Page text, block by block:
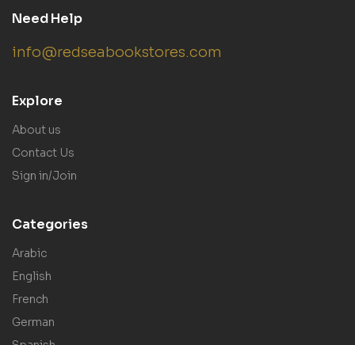
Need Help
info@redseabookstores.com
Explore
About us
Contact Us
Sign in/Join
Categories
Arabic
English
French
German